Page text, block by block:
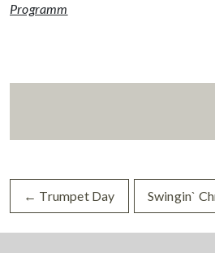
Programm
← Trumpet Day Swingin`